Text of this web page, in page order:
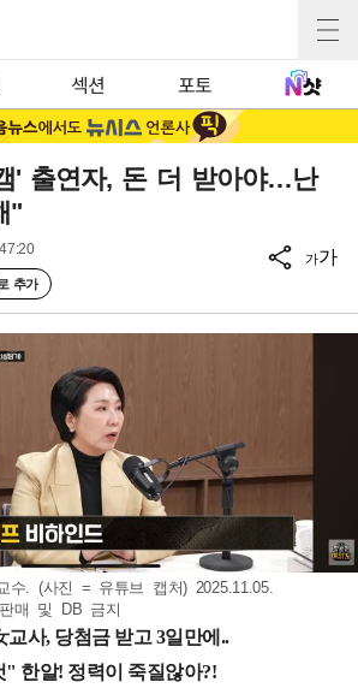
섹션 포토
' 출연자, 돈 더 받아야…난
"
추가
가가
수. (사진 = 유튜브 캡처) 2025.11.05.
매 및 DB 금지